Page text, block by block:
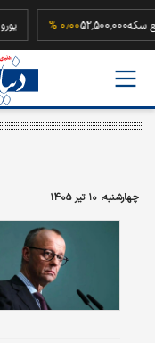
ربع سکه52,500,000
چهارشنبه، ۱۰ تیر ۱۴۰۵